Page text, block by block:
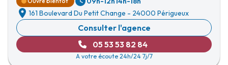
161 Boulevard Du Petit Change - 24000 Périgueux
Consulter l'agence
05 53 53 82 84
A votre écoute 24h/24 7j/7